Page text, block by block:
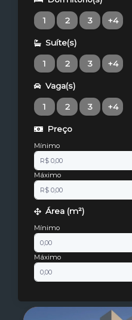
1 2 3 +4
Suíte(s)
1 2 3 +4
Vaga(s)
1 2 3 +4
Preço
Mínimo
Máximo
Área (m²)
Mínimo
Máximo